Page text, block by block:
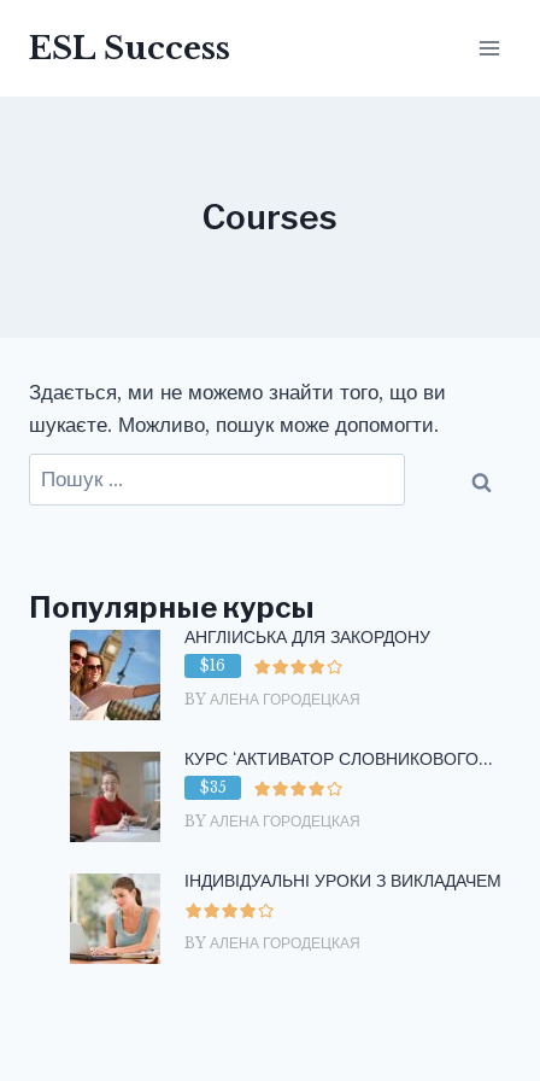
ESL Success
Courses
Здається, ми не можемо знайти того, що ви
шукаєте. Можливо, пошук може допомогти.
Пошук:
Популярные курсы
АНГЛІЙСЬКА ДЛЯ ЗАКОРДОНУ
$16
BY АЛЕНА ГОРОДЕЦКАЯ
КУРС ‘АКТИВАТОР СЛОВНИКОВОГО...
$35
BY АЛЕНА ГОРОДЕЦКАЯ
ІНДИВІДУАЛЬНІ УРОКИ З ВИКЛАДАЧЕМ
BY АЛЕНА ГОРОДЕЦКАЯ